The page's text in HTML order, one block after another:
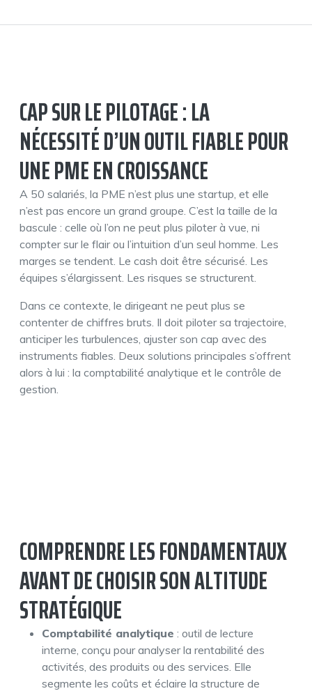
CAP SUR LE PILOTAGE : LA
NÉCESSITÉ D’UN OUTIL FIABLE POUR
UNE PME EN CROISSANCE
A 50 salariés, la PME n’est plus une startup, et elle
n’est pas encore un grand groupe. C’est la taille de la
bascule : celle où l’on ne peut plus piloter à vue, ni
compter sur le flair ou l’intuition d’un seul homme. Les
marges se tendent. Le cash doit être sécurisé. Les
équipes s’élargissent. Les risques se structurent.
Dans ce contexte, le dirigeant ne peut plus se
contenter de chiffres bruts. Il doit piloter sa trajectoire,
anticiper les turbulences, ajuster son cap avec des
instruments fiables. Deux solutions principales s’offrent
alors à lui : la comptabilité analytique et le contrôle de
gestion.
COMPRENDRE LES FONDAMENTAUX
AVANT DE CHOISIR SON ALTITUDE
STRATÉGIQUE
Comptabilité analytique : outil de lecture
interne, conçu pour analyser la rentabilité des
activités, des produits ou des services. Elle
segmente les coûts et éclaire la structure de